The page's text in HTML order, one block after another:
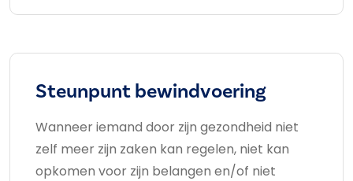
Steunpunt bewindvoering
Wanneer iemand door zijn gezondheid niet
zelf meer zijn zaken kan regelen, niet kan
opkomen voor zijn belangen en/of niet